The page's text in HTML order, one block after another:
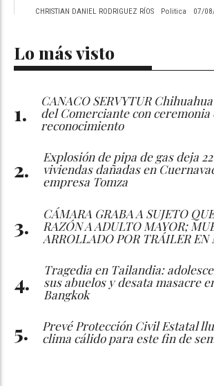
CHRISTIAN DANIEL RODRIGUEZ RÍOS Politica 07/
Lo más visto
CANACO SERVYTUR
del Comerciante con ceremonia
reconocimiento
Explosión de pipa de gas deja
viviendas dañadas en
empresa Tomza
CÁMARA GRABA A SUJETO
RAZÓN A ADULTO MAYOR;
ARROLLADO POR TRÁILER EN
Tragedia en Tailandia:
sus abuelos y desata masacre
Bangkok
Prevé Protección Civil Estatal
clima cálido para este fin de